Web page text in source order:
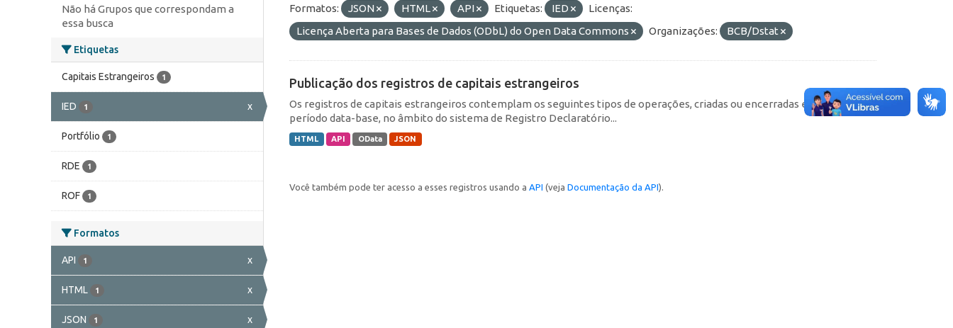
Não há Grupos que correspondam a
essa busca
Etiquetas
Capitais Estrangeiros 1
IED 1 x
Portfólio 1
RDE 1
ROF 1
Formatos
API 1 x
HTML 1 x
JSON 1 x
Formatos: JSON HTML API Etiquetas: IED
Licenças:
Licença Aberta para Bases de Dados (ODbL) do Open Data Commons
Organizações: BCB/Dstat
Publicação dos registros de capitais estrangeiros
Os registros de capitais estrangeiros contemplam os seguintes tipos de operações, criadas ou encerradas em cada
período data-base, no âmbito do sistema de Registro Declaratório...
HTML API OData JSON
Você também pode ter acesso a esses registros usando a API (veja Documentação da API).